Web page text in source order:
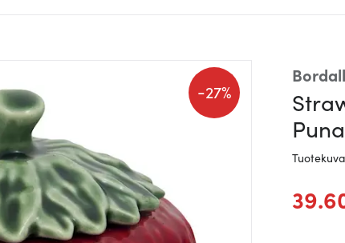
-27%